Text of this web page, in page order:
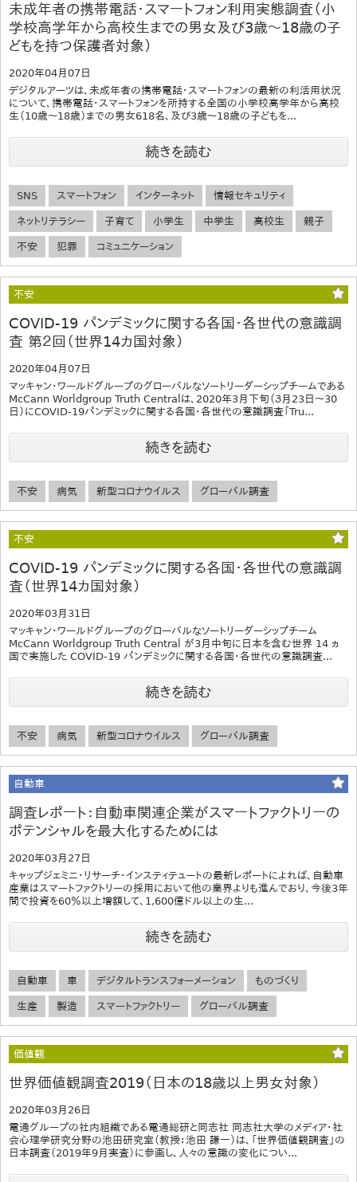
未成年者の携帯電話・スマートフォン利用実態調査（小
学校高学年から高校生までの男女及び3歳～18歳の子
どもを持つ保護者対象）
2020年04月07日
デジタルアーツは、未成年者の携帯電話・スマートフォンの最新の利活用状況
について、携帯電話・スマートフォンを所持する全国の小学校高学年から高校
生（10歳～18歳）までの男女618名、及び3歳～18歳の子どもを...
続きを読む
SNS スマートフォン インターネット 情報セキュリティ
ネットリテラシー 子育て 小学生 中学生 高校生 親子
不安 犯罪 コミュニケーション
不安
COVID-19 パンデミックに関する各国・各世代の意識調
査 第２回（世界14カ国対象）
2020年04月07日
マッキャン・ワールドグループのグローバルなソートリーダーシップチームである
McCann Worldgroup Truth Centralは、2020年3月下旬（３月23日〜30
日）にCOVID-19パンデミックに関する各国・各世代の意識調査「Tru...
続きを読む
不安 病気 新型コロナウイルス グローバル調査
不安
COVID-19 パンデミックに関する各国・各世代の意識調
査（世界14カ国対象）
2020年03月31日
マッキャン・ワールドグループのグローバルなソートリーダーシップチーム
McCann Worldgroup Truth Central が3月中旬に日本を含む世界 14 ヵ
国で実施した COVID-19 パンデミックに関する各国・各世代の意識調査...
続きを読む
不安 病気 新型コロナウイルス グローバル調査
自動車
調査レポート：自動車関連企業がスマートファクトリーの
ポテンシャルを最大化するためには
2020年03月27日
キャップジェミニ・リサーチ・インスティテュートの最新レポートによれば、自動車
産業はスマートファクトリーの採用において他の業界よりも進んでおり、今後3年
間で投資を60％以上増額して、1,600億ドル以上の生...
続きを読む
自動車 車 デジタルトランスフォーメーション ものづくり
生産 製造 スマートファクトリー グローバル調査
価値観
世界価値観調査2019（日本の18歳以上男女対象）
2020年03月26日
電通グループの社内組織である電通総研と同志社 同志社大学のメディア・社
会心理学研究分野の池田研究室（教授：池田 謙一）は、「世界価値観調査」の
日本調査（2019年9月実査）に参画し、人々の意識の変化につい...